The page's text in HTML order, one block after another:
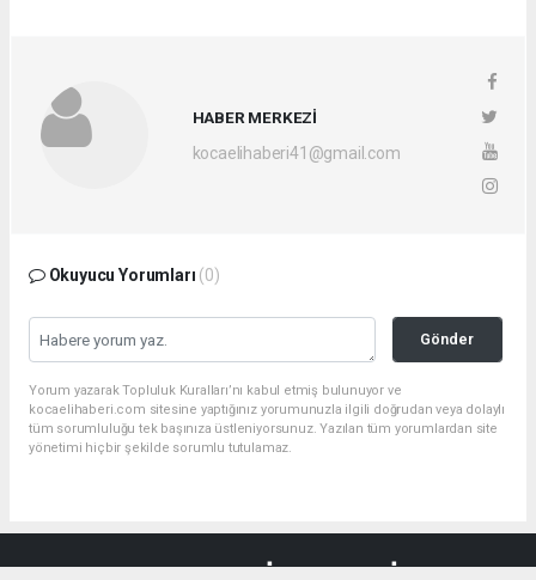
HABER MERKEZİ
kocaelihaberi41@gmail.com
Okuyucu Yorumları (0)
Gönder
Yorum yazarak Topluluk Kuralları’nı kabul etmiş bulunuyor ve
kocaelihaberi.com sitesine yaptığınız yorumunuzla ilgili doğrudan veya dolaylı
tüm sorumluluğu tek başınıza üstleniyorsunuz. Yazılan tüm yorumlardan site
yönetimi hiçbir şekilde sorumlu tutulamaz.